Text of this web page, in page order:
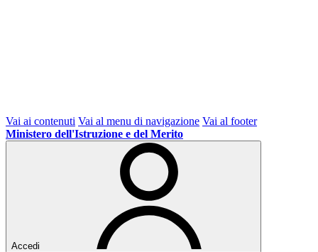
Vai ai contenuti Vai al menu di navigazione Vai al footer
Ministero dell'Istruzione e del Merito
Accedi